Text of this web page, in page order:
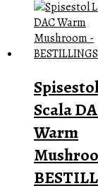
Scala
Warm